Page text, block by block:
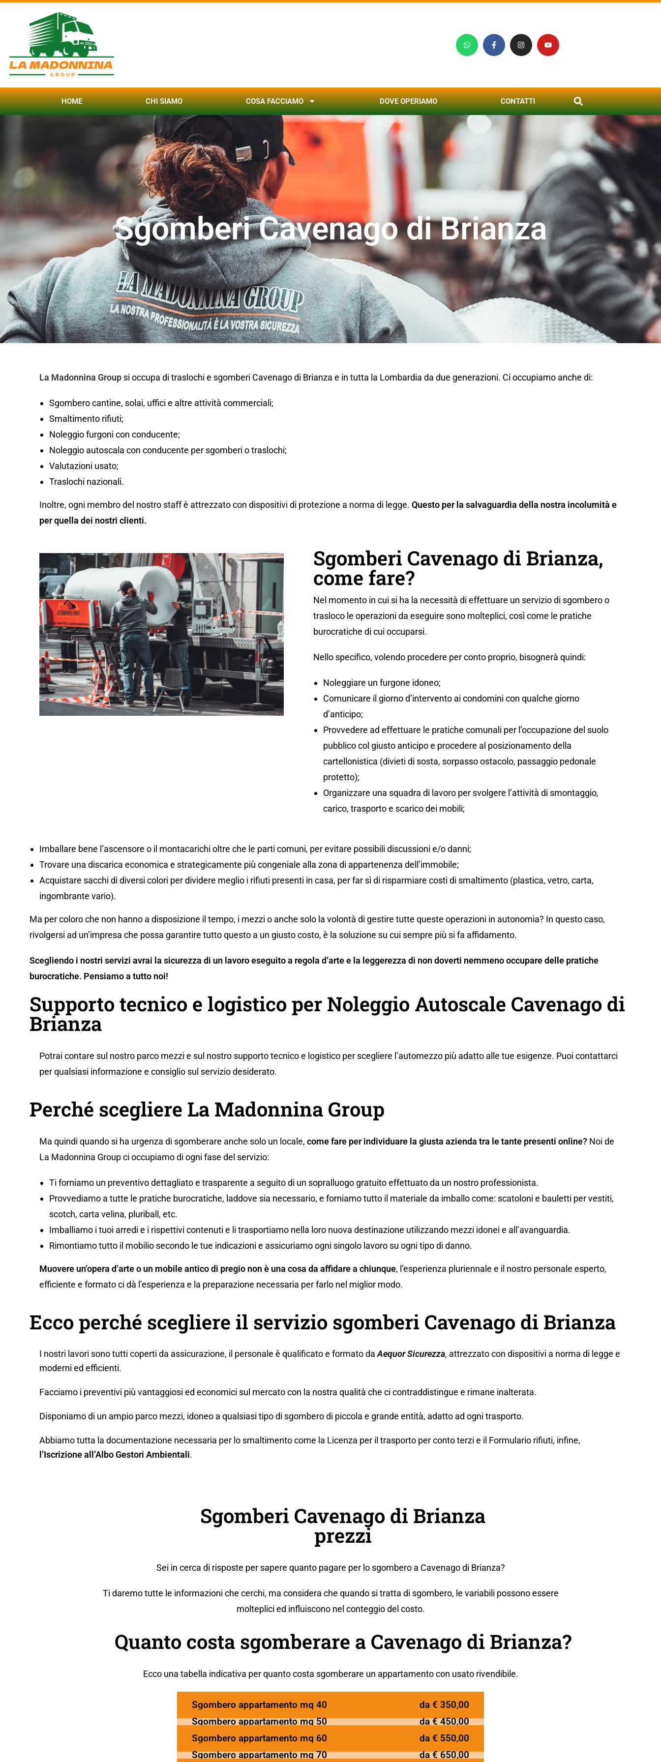
HOME CHI SIAMO COSA FACCIAMO DOVE OPERIAMO CONTATTI
Sgomberi Cavenago di Brianza
La Madonnina Group si occupa di traslochi e sgomberi Cavenago di Brianza e in tutta la Lombardia da due generazioni. Ci occupiamo anche di:
Sgombero cantine, solai, uffici e altre attività commerciali;
Smaltimento rifiuti;
Noleggio furgoni con conducente;
Noleggio autoscala con conducente per sgomberi o traslochi;
Valutazioni usato;
Traslochi nazionali.
Inoltre, ogni membro del nostro staff è attrezzato con dispositivi di protezione a norma di legge. Questo per la salvaguardia della nostra incolumità e
per quella dei nostri clienti.
Sgomberi Cavenago di Brianza,
come fare?
Nel momento in cui si ha la necessità di effettuare un servizio di sgombero o
trasloco le operazioni da eseguire sono molteplici, così come le pratiche
burocratiche di cui occuparsi.
Nello specifico, volendo procedere per conto proprio, bisognerà quindi:
Noleggiare un furgone idoneo;
Comunicare il giorno d’intervento ai condomini con qualche giorno
d’anticipo;
Provvedere ad effettuare le pratiche comunali per l’occupazione del suolo
pubblico col giusto anticipo e procedere al posizionamento della
cartellonistica (divieti di sosta, sorpasso ostacolo, passaggio pedonale
protetto);
Organizzare una squadra di lavoro per svolgere l’attività di smontaggio,
carico, trasporto e scarico dei mobili;
Imballare bene l’ascensore o il montacarichi oltre che le parti comuni, per evitare possibili discussioni e/o danni;
Trovare una discarica economica e strategicamente più congeniale alla zona di appartenenza dell’immobile;
Acquistare sacchi di diversi colori per dividere meglio i rifiuti presenti in casa, per far sì di risparmiare costi di smaltimento (plastica, vetro, carta,
ingombrante vario).
Ma per coloro che non hanno a disposizione il tempo, i mezzi o anche solo la volontà di gestire tutte queste operazioni in autonomia? In questo caso,
rivolgersi ad un’impresa che possa garantire tutto questo a un giusto costo, è la soluzione su cui sempre più si fa affidamento.
Scegliendo i nostri servizi avrai la sicurezza di un lavoro eseguito a regola d’arte e la leggerezza di non doverti nemmeno occupare delle pratiche
burocratiche. Pensiamo a tutto noi!
Supporto tecnico e logistico per Noleggio Autoscale Cavenago di
Brianza
Potrai contare sul nostro parco mezzi e sul nostro supporto tecnico e logistico per scegliere l’automezzo più adatto alle tue esigenze. Puoi contattarci
per qualsiasi informazione e consiglio sul servizio desiderato.
Perché scegliere La Madonnina Group
Ma quindi quando si ha urgenza di sgomberare anche solo un locale, come fare per individuare la giusta azienda tra le tante presenti online? Noi de
La Madonnina Group ci occupiamo di ogni fase del servizio:
Ti forniamo un preventivo dettagliato e trasparente a seguito di un sopralluogo gratuito effettuato da un nostro professionista.
Provvediamo a tutte le pratiche burocratiche, laddove sia necessario, e forniamo tutto il materiale da imballo come: scatoloni e bauletti per vestiti,
scotch, carta velina, pluriball, etc.
Imballiamo i tuoi arredi e i rispettivi contenuti e li trasportiamo nella loro nuova destinazione utilizzando mezzi idonei e all’avanguardia.
Rimontiamo tutto il mobilio secondo le tue indicazioni e assicuriamo ogni singolo lavoro su ogni tipo di danno.
Muovere un’opera d’arte o un mobile antico di pregio non è una cosa da affidare a chiunque, l’esperienza pluriennale e il nostro personale esperto,
efficiente e formato ci dà l’esperienza e la preparazione necessaria per farlo nel miglior modo.
Ecco perché scegliere il servizio sgomberi Cavenago di Brianza
I nostri lavori sono tutti coperti da assicurazione, il personale è qualificato e formato daAequor Sicurezza, attrezzato con dispositivi a norma di legge e
moderni ed efficienti.
Facciamo i preventivi più vantaggiosi ed economici sul mercato con la nostra qualità che ci contraddistingue e rimane inalterata.
Disponiamo di un ampio parco mezzi, idoneo a qualsiasi tipo di sgombero di piccola e grande entità, adatto ad ogni trasporto.
Abbiamo tutta la documentazione necessaria per lo smaltimento come la Licenza per il trasporto per conto terzi e il Formulario rifiuti, infine,
l’Iscrizione all’Albo Gestori Ambientali.
Sgomberi Cavenago di Brianza
prezzi
Sei in cerca di risposte per sapere quanto pagare per lo sgombero a Cavenago di Brianza?
Ti daremo tutte le informazioni che cerchi, ma considera che quando si tratta di sgombero, le variabili possono essere
molteplici ed influiscono nel conteggio del costo.
Quanto costa sgomberare a Cavenago di Brianza?
Ecco una tabella indicativa perquanto costa sgomberare un appartamentocon usato rivendibile.
Sgombero appartamento mq 40
da € 350,00
Sgombero appartamento mq 50
da € 450,00
Sgombero appartamento mq 60
da € 550,00
Sgombero appartamento mq 70
da € 650,00